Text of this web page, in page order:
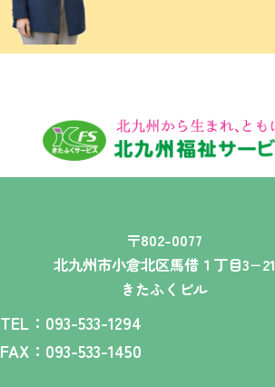
〒802-0077
北九州市小倉北区馬借１丁目3−21
きたふくビル
TEL：093-533-1294
FAX：093-533-1450